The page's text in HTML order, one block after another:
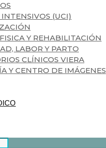
(UCI)
Y REHABILITACIÓN
LABOR Y PARTO
CLÍNICOS VIERA
Y CENTRO DE IMÁGENES